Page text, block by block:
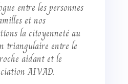
entre les personnes
et nos
la citoyenneté au
triangulaire entre le
aidant et le
AIVAD.